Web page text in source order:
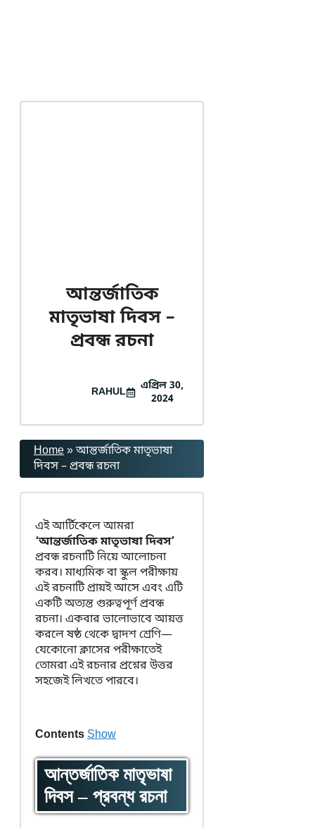
আন্তর্জাতিক
মাতৃভাষা দিবস –
প্রবন্ধ রচনা
RAHUL
এপ্রিল 30,
2024
Home»আন্তর্জাতিক মাতৃভাষা
দিবস – প্রবন্ধ রচনা
এই আর্টিকেলে আমরা
‘আন্তর্জাতিক মাতৃভাষা দিবস’
প্রবন্ধ রচনাটি নিয়ে আলোচনা
করব। মাধ্যমিক বা স্কুল পরীক্ষায়
এই রচনাটি প্রায়ই আসে এবং এটি
একটি অত্যন্ত গুরুত্বপূর্ণ প্রবন্ধ
রচনা। একবার ভালোভাবে আয়ত্ত
করলে ষষ্ঠ থেকে দ্বাদশ শ্রেণি—
যেকোনো ক্লাসের পরীক্ষাতেই
তোমরা এই রচনার প্রশ্নের উত্তর
সহজেই লিখতে পারবে।
ContentsShow
আন্তর্জাতিক মাতৃভাষা
দিবস – প্রবন্ধ রচনা